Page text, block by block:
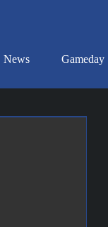
News Gameday